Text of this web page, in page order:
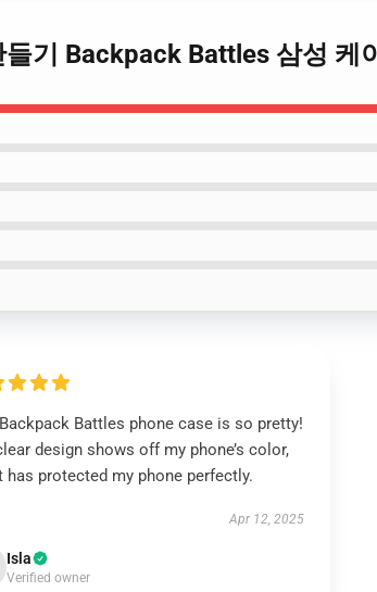
기 Backpack Battles 삼성 케
Battles phone case is so pretty!
design shows off my phone’s color,
has protected my phone perfectly.
Apr 12, 2025
Isla
Verified owner